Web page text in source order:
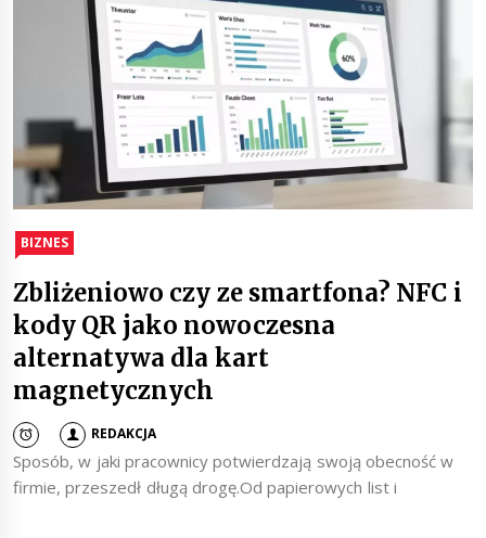
BIZNES
Zbliżeniowo czy ze smartfona? NFC i
kody QR jako nowoczesna
alternatywa dla kart
magnetycznych
REDAKCJA
Sposób, w jaki pracownicy potwierdzają swoją obecność w
firmie, przeszedł długą drogę.Od papierowych list i